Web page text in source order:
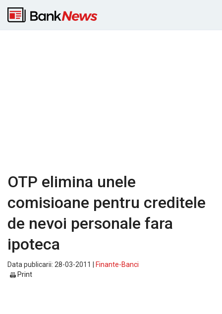
OTP elimina unele
comisioane pentru creditele
de nevoi personale fara
ipoteca
Data publicarii: 28-03-2011 |
Finante-Banci
Print